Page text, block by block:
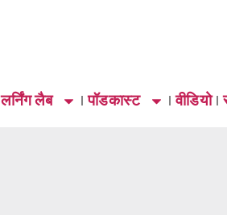
लर्निंग लैब पॉडकास्ट वीडियो